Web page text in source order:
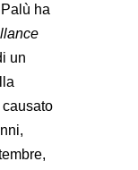
ha
un